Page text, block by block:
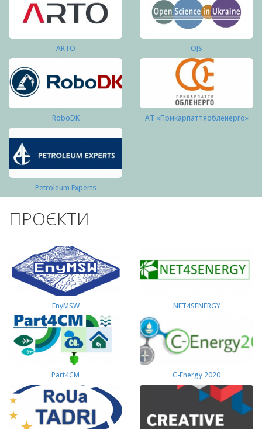
ARTO OJS
RoboDK АТ «Прикарпаттяобленерго»
Petroleum Experts
ПРОЄКТИ
EnyMSW NET4SENERGY
Part4СМ C-Energy 2020